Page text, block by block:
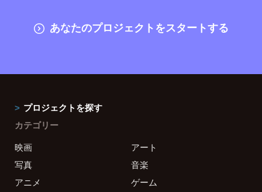
あなたのプロジェクトをスタートする
プロジェクトを探す
カテゴリー
映画
アート
写真
音楽
アニメ
ゲーム